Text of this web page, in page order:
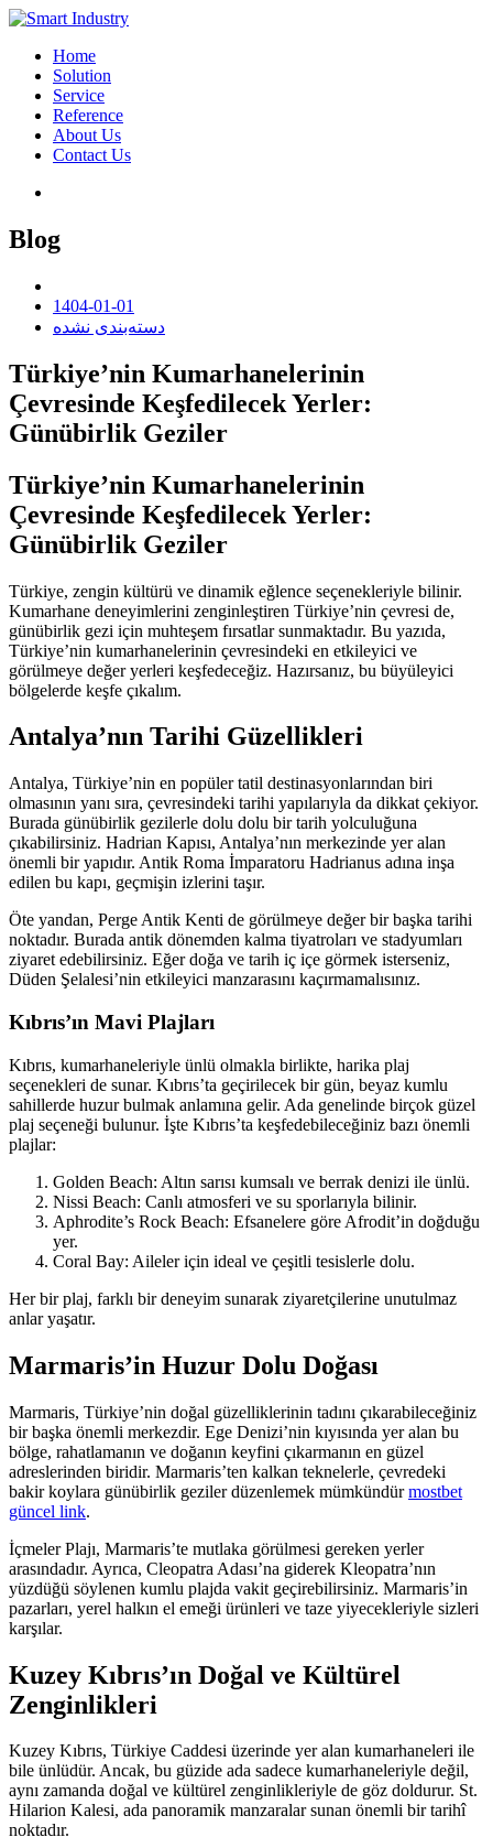
Home
Solution
Service
Reference
About Us
Contact Us
Blog
1404-01-01
دسته‌بندی نشده
Türkiye’nin Kumarhanelerinin
Çevresinde Keşfedilecek Yerler:
Günübirlik Geziler
Türkiye’nin Kumarhanelerinin
Çevresinde Keşfedilecek Yerler:
Günübirlik Geziler
Türkiye, zengin kültürü ve dinamik eğlence seçenekleriyle bilinir.
Kumarhane deneyimlerini zenginleştiren Türkiye’nin çevresi de,
günübirlik gezi için muhteşem fırsatlar sunmaktadır. Bu yazıda,
Türkiye’nin kumarhanelerinin çevresindeki en etkileyici ve
görülmeye değer yerleri keşfedeceğiz. Hazırsanız, bu büyüleyici
bölgelerde keşfe çıkalım.
Antalya’nın Tarihi Güzellikleri
Antalya, Türkiye’nin en popüler tatil destinasyonlarından biri
olmasının yanı sıra, çevresindeki tarihi yapılarıyla da dikkat çekiyor.
Burada günübirlik gezilerle dolu dolu bir tarih yolculuğuna
çıkabilirsiniz. Hadrian Kapısı, Antalya’nın merkezinde yer alan
önemli bir yapıdır. Antik Roma İmparatoru Hadrianus adına inşa
edilen bu kapı, geçmişin izlerini taşır.
Öte yandan, Perge Antik Kenti de görülmeye değer bir başka tarihi
noktadır. Burada antik dönemden kalma tiyatroları ve stadyumları
ziyaret edebilirsiniz. Eğer doğa ve tarih iç içe görmek isterseniz,
Düden Şelalesi’nin etkileyici manzarasını kaçırmamalısınız.
Kıbrıs’ın Mavi Plajları
Kıbrıs, kumarhaneleriyle ünlü olmakla birlikte, harika plaj
seçenekleri de sunar. Kıbrıs’ta geçirilecek bir gün, beyaz kumlu
sahillerde huzur bulmak anlamına gelir. Ada genelinde birçok güzel
plaj seçeneği bulunur. İşte Kıbrıs’ta keşfedebileceğiniz bazı önemli
plajlar:
Golden Beach: Altın sarısı kumsalı ve berrak denizi ile ünlü.
Nissi Beach: Canlı atmosferi ve su sporlarıyla bilinir.
Aphrodite’s Rock Beach: Efsanelere göre Afrodit’in doğduğu
yer.
Coral Bay: Aileler için ideal ve çeşitli tesislerle dolu.
Her bir plaj, farklı bir deneyim sunarak ziyaretçilerine unutulmaz
anlar yaşatır.
Marmaris’in Huzur Dolu Doğası
Marmaris, Türkiye’nin doğal güzelliklerinin tadını çıkarabileceğiniz
bir başka önemli merkezdir. Ege Denizi’nin kıyısında yer alan bu
bölge, rahatlamanın ve doğanın keyfini çıkarmanın en güzel
adreslerinden biridir. Marmaris’ten kalkan teknelerle, çevredeki
bakir koylara günübirlik geziler düzenlemek mümkündürmostbet
güncel link.
İçmeler Plajı, Marmaris’te mutlaka görülmesi gereken yerler
arasındadır. Ayrıca, Cleopatra Adası’na giderek Kleopatra’nın
yüzdüğü söylenen kumlu plajda vakit geçirebilirsiniz. Marmaris’in
pazarları, yerel halkın el emeği ürünleri ve taze yiyecekleriyle sizleri
karşılar.
Kuzey Kıbrıs’ın Doğal ve Kültürel
Zenginlikleri
Kuzey Kıbrıs, Türkiye Caddesi üzerinde yer alan kumarhaneleri ile
bile ünlüdür. Ancak, bu güzide ada sadece kumarhaneleriyle değil,
aynı zamanda doğal ve kültürel zenginlikleriyle de göz doldurur. St.
Hilarion Kalesi, ada panoramik manzaralar sunan önemli bir tarihî
noktadır.